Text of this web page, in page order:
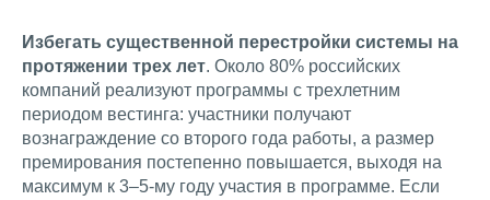
Избегать существенной перестройки системы на
протяжении трех лет. Около 80% российских
компаний реализуют программы с трехлетним
периодом вестинга: участники получают
вознаграждение со второго года работы, а размер
премирования постепенно повышается, выходя на
максимум к 3–5-му году участия в программе. Если